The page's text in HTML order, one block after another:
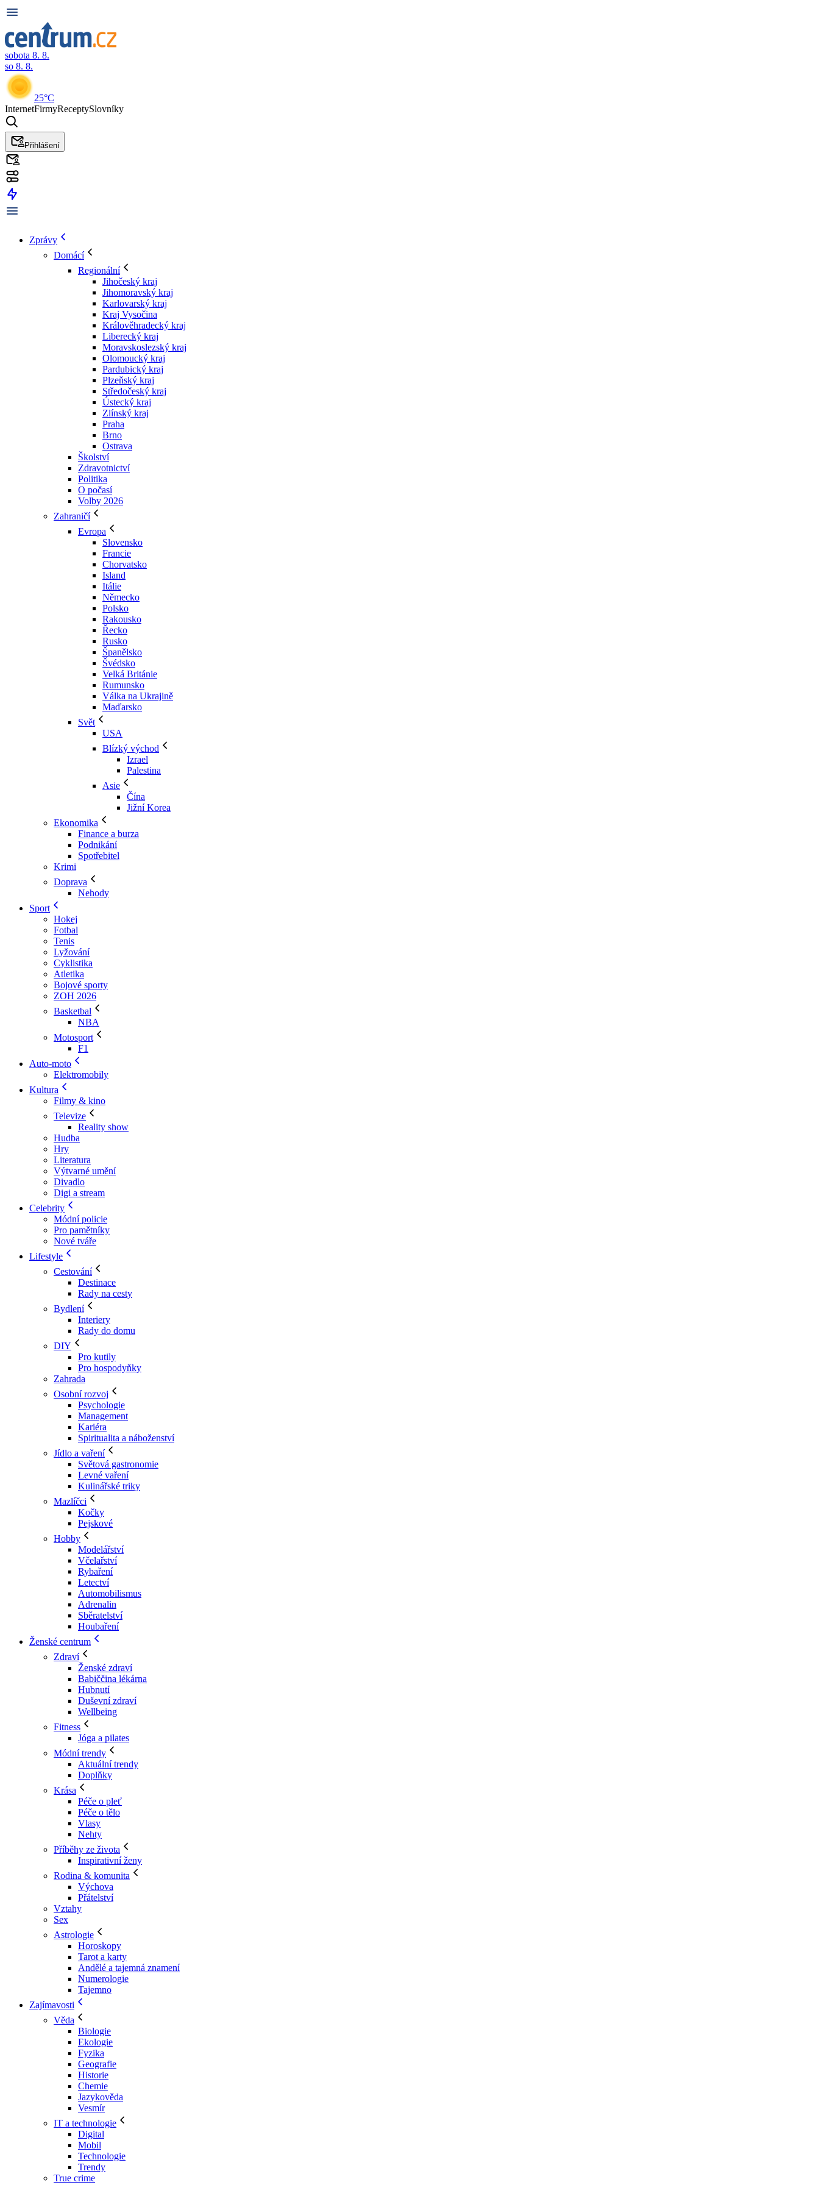
sobota 8. 8.
so 8. 8.
25°C
InternetFirmyReceptySlovníky
Přihlášení
Zprávy
Domácí
Regionální
Jihočeský kraj
Jihomoravský kraj
Karlovarský kraj
Kraj Vysočina
Králověhradecký kraj
Liberecký kraj
Moravskoslezský kraj
Olomoucký kraj
Pardubický kraj
Plzeňský kraj
Středočeský kraj
Ústecký kraj
Zlínský kraj
Praha
Brno
Ostrava
Školství
Zdravotnictví
Politika
O počasí
Volby 2026
Zahraničí
Evropa
Slovensko
Francie
Chorvatsko
Island
Itálie
Německo
Polsko
Rakousko
Řecko
Rusko
Španělsko
Švédsko
Velká Británie
Rumunsko
Válka na Ukrajině
Maďarsko
Svět
USA
Blízký východ
Izrael
Palestina
Asie
Čína
Jižní Korea
Ekonomika
Finance a burza
Podnikání
Spotřebitel
Krimi
Doprava
Nehody
Sport
Hokej
Fotbal
Tenis
Lyžování
Cyklistika
Atletika
Bojové sporty
ZOH 2026
Basketbal
NBA
Motosport
F1
Auto-moto
Elektromobily
Kultura
Filmy & kino
Televize
Reality show
Hudba
Hry
Literatura
Výtvarné umění
Divadlo
Digi a stream
Celebrity
Módní policie
Pro pamětníky
Nové tváře
Lifestyle
Cestování
Destinace
Rady na cesty
Bydlení
Interiery
Rady do domu
DIY
Pro kutily
Pro hospodyňky
Zahrada
Osobní rozvoj
Psychologie
Management
Kariéra
Spiritualita a náboženství
Jídlo a vaření
Světová gastronomie
Levné vaření
Kulinářské triky
Mazlíčci
Kočky
Pejskové
Hobby
Modelářství
Včelařství
Rybaření
Letectví
Automobilismus
Adrenalin
Sběratelství
Houbaření
Ženské centrum
Zdraví
Ženské zdraví
Babiččina lékárna
Hubnutí
Duševní zdraví
Wellbeing
Fitness
Jóga a pilates
Módní trendy
Aktuální trendy
Doplňky
Krása
Péče o pleť
Péče o tělo
Vlasy
Nehty
Příběhy ze života
Inspirativní ženy
Rodina & komunita
Výchova
Přátelství
Vztahy
Sex
Astrologie
Horoskopy
Tarot a karty
Andělé a tajemná znamení
Numerologie
Tajemno
Zajímavosti
Věda
Biologie
Ekologie
Fyzika
Geografie
Historie
Chemie
Jazykověda
Vesmír
IT a technologie
Digital
Mobil
Technologie
Trendy
True crime